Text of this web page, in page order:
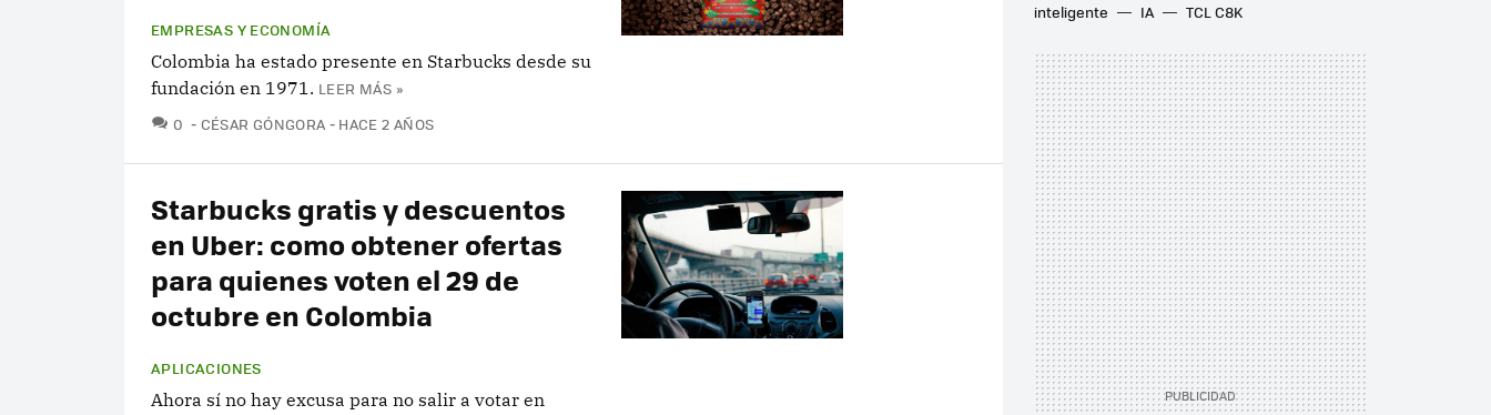
inteligente
IA TCL C8K
EMPRESAS Y ECONOMÍA
Colombia ha estado presente en Starbucks desde su
fundación en 1971. LEER MÁS »
0 COMENTARIOS
CÉSAR GÓNGORA HACE 2 AÑOS
Starbucks gratis y descuentos
en Uber: como obtener ofertas
para quienes voten el 29 de
octubre en Colombia
APLICACIONES
Ahora sí no hay excusa para no salir a votar en